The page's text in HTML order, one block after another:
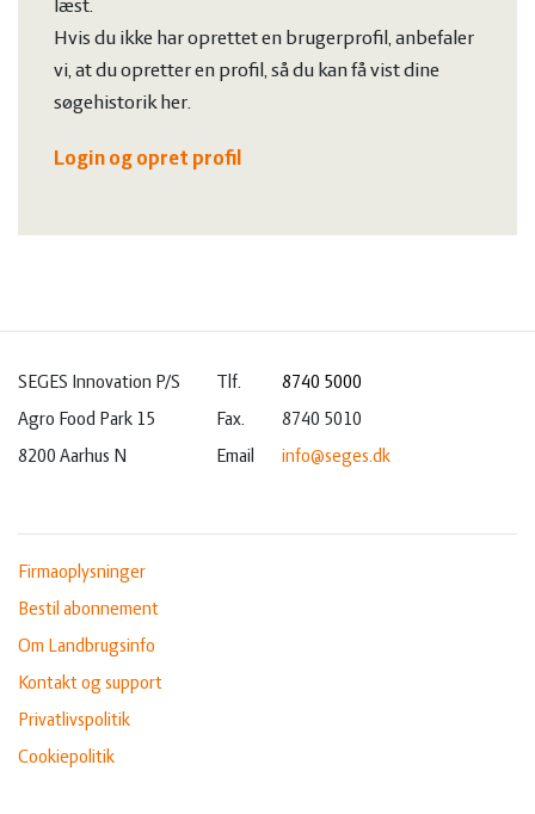
læst.
Hvis du ikke har oprettet en brugerprofil, anbefaler
vi, at du opretter en profil, så du kan få vist dine
søgehistorik her.
Login og opret profil
SEGES Innovation P/S
Agro Food Park 15
8200 Aarhus N
Tlf.
8740 5000
Fax.
8740 5010
Email
info@seges.dk
Firmaoplysninger
Bestil abonnement
Om Landbrugsinfo
Kontakt og support
Privatlivspolitik
Cookiepolitik